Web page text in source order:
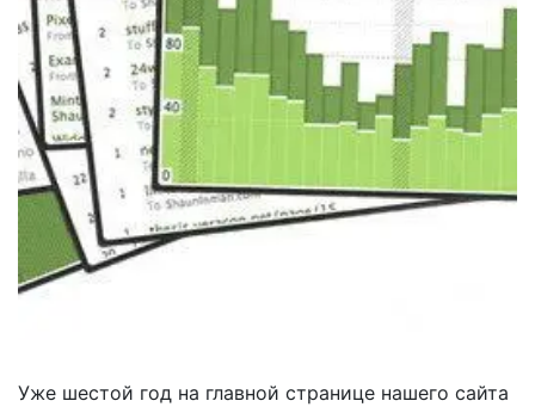
Уже шестой год на главной странице нашего сайта